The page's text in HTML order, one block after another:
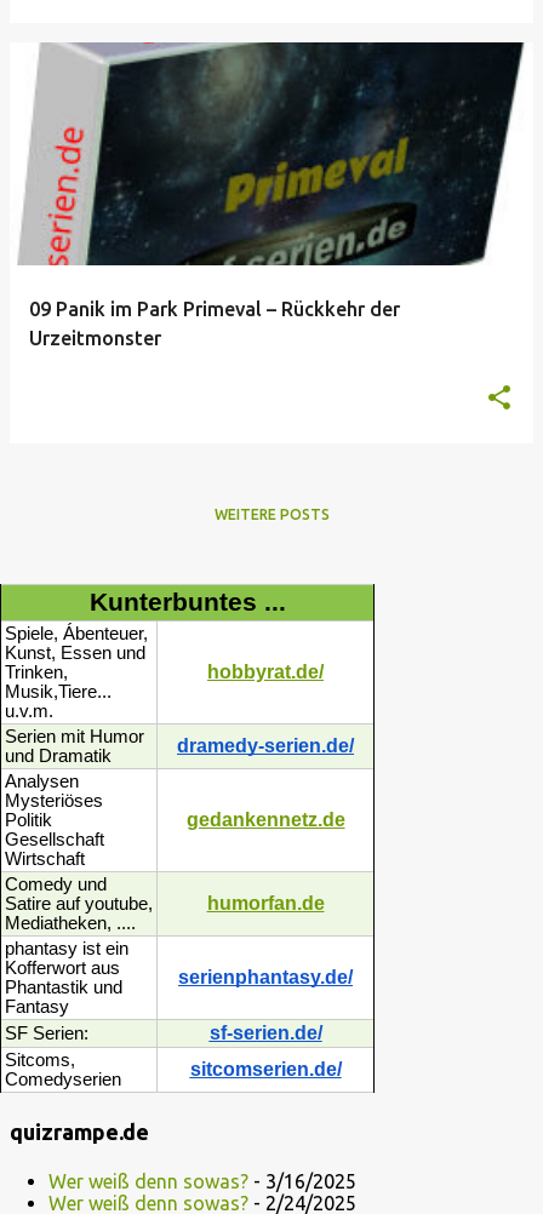
09 Panik im Park Primeval – Rückkehr der
Urzeitmonster
WEITERE POSTS
Kunterbuntes ...
Spiele, Ábenteuer,
Kunst, Essen und
Trinken,
Musik,Tiere...
u.v.m.
hobbyrat.de/
Serien mit Humor
und Dramatik
dramedy-serien.de/
Analysen
Mysteriöses
Politik
Gesellschaft
Wirtschaft
gedankennetz.de
Comedy und
Satire auf youtube,
Mediatheken, ....
humorfan.de
phantasy ist ein
Kofferwort aus
Phantastik und
Fantasy
serienphantasy.de/
SF Serien: sf-serien.de/
Sitcoms,
Comedyserien
sitcomserien.de/
quizrampe.de
Wer weiß denn sowas? - 3/16/2025
Wer weiß denn sowas? - 2/24/2025